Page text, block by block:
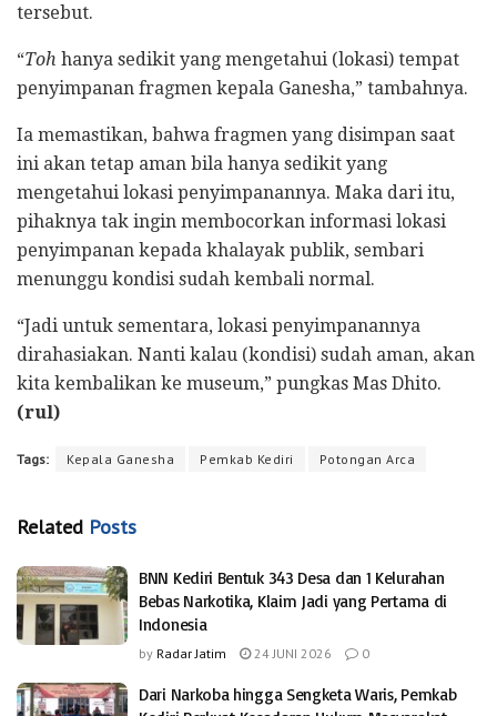
tersebut.
“Toh hanya sedikit yang mengetahui (lokasi) tempat
penyimpanan fragmen kepala Ganesha,” tambahnya.
Ia memastikan, bahwa fragmen yang disimpan saat
ini akan tetap aman bila hanya sedikit yang
mengetahui lokasi penyimpanannya. Maka dari itu,
pihaknya tak ingin membocorkan informasi lokasi
penyimpanan kepada khalayak publik, sembari
menunggu kondisi sudah kembali normal.
“Jadi untuk sementara, lokasi penyimpanannya
dirahasiakan. Nanti kalau (kondisi) sudah aman, akan
kita kembalikan ke museum,” pungkas Mas Dhito.
(rul)
Tags: Kepala Ganesha Pemkab Kediri Potongan Arca
Related Posts
BNN Kediri Bentuk 343 Desa dan 1 Kelurahan
Bebas Narkotika, Klaim Jadi yang Pertama di
Indonesia
by Radar Jatim 24 JUNI 2026 0
Dari Narkoba hingga Sengketa Waris, Pemkab